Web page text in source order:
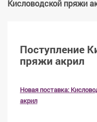
Кисловодской пряжи
Поступление
пряжи акрил
Новая поставка:
акрил